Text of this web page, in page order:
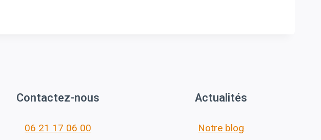
Contactez-nous
06 21 17 06 00
Actualités
Notre blog